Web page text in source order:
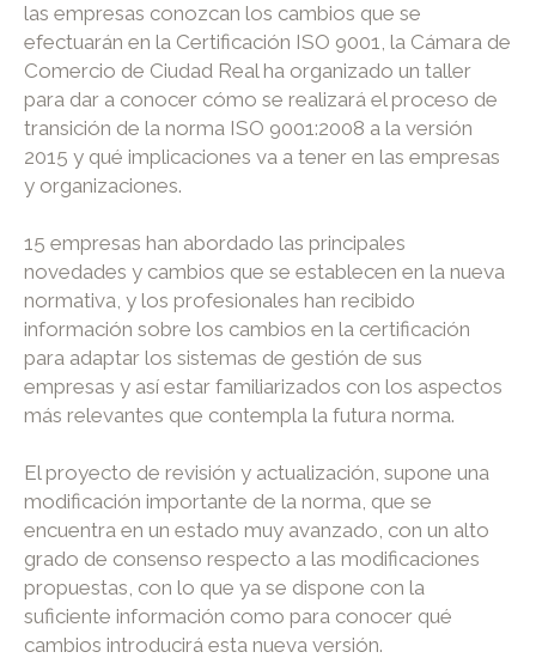
las empresas conozcan los cambios que se
efectuarán en la Certificación ISO 9001, la Cámara de
Comercio de Ciudad Real ha organizado un taller
para dar a conocer cómo se realizará el proceso de
transición de la norma ISO 9001:2008 a la versión
2015 y qué implicaciones va a tener en las empresas
y organizaciones.
15 empresas han abordado las principales
novedades y cambios que se establecen en la nueva
normativa, y los profesionales han recibido
información sobre los cambios en la certificación
para adaptar los sistemas de gestión de sus
empresas y así estar familiarizados con los aspectos
más relevantes que contempla la futura norma.
El proyecto de revisión y actualización, supone una
modificación importante de la norma, que se
encuentra en un estado muy avanzado, con un alto
grado de consenso respecto a las modificaciones
propuestas, con lo que ya se dispone con la
suficiente información como para conocer qué
cambios introducirá esta nueva versión.